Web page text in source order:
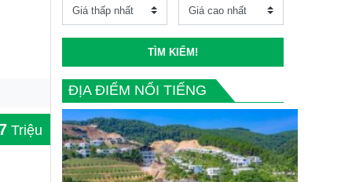
Triệu
TÌM KIẾM!
ĐỊA ĐIỂM NỔI TIẾNG